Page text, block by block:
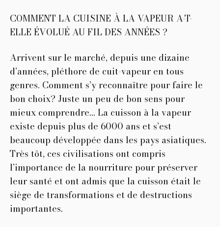
COMMENT LA CUISINE À LA VAPEUR A-T-
ELLE ÉVOLUÉ AU FIL DES ANNÉES ?
Arrivent sur le marché, depuis une dizaine
d’années, pléthore de cuit-vapeur en tous
genres. Comment s’y reconnaître pour faire le
bon choix? Juste un peu de bon sens pour
mieux comprendre… La cuisson à la vapeur
existe depuis plus de 6000 ans et s’est
beaucoup développée dans les pays asiatiques.
Très tôt, ces civilisations ont compris
l’importance de la nourriture pour préserver
leur santé et ont admis que la cuisson était le
siège de transformations et de destructions
importantes.